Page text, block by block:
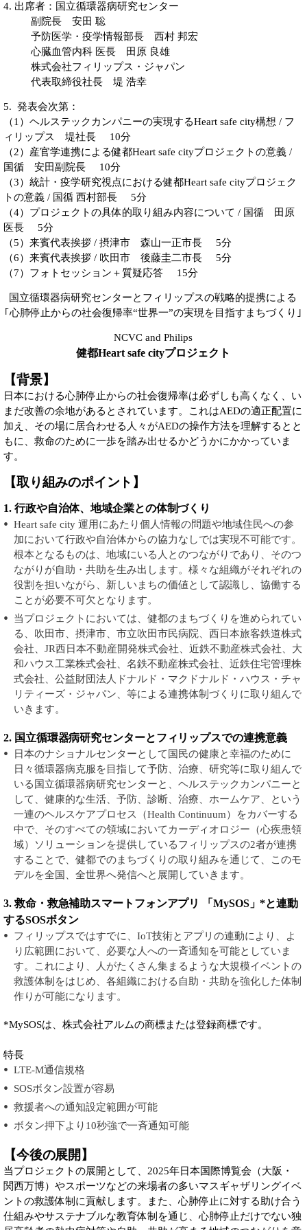
4. 出席者：国立循環器病研究センター
副院長 安田 聡
予防医学・疫学情報部長 西村 邦宏
心臓血管内科 医長 田原 良雄
株式会社フィリップス・ジャパン
代表取締役社長 堤 浩幸
5. 発表会次第：
（1）ヘルステックカンパニーの実現するHeart safe city構想 / フ
ィリップス 堤社長 10分
（2）産官学連携による健都Heart safe cityプロジェクトの意義 /
国循 安田副院長 10分
（3）統計・疫学研究視点における健都Heart safe cityプロジェク
トの意義 / 国循 西村部長 5分
（4）プロジェクトの具体的取り組み内容について / 国循 田原
医長 5分
（5）来賓代表挨拶 / 摂津市 森山一正市長 5分
（6）来賓代表挨拶 / 吹田市 後藤圭二市長 5分
（7）フォトセッション＋質疑応答 15分
国立循環器病研究センターとフィリップスの戦略的提携による
｢心肺停止からの社会復帰率“世界一”の実現を目指すまちづくり｣
NCVC and Philips
健都Heart safe cityプロジェクト
【背景】
日本における心肺停止からの社会復帰率は必ずしも高くなく、い
まだ改善の余地があるとされています。これはAEDの適正配置に
加え、その場に居合わせる人々がAEDの操作方法を理解するとと
もに、救命のために一歩を踏み出せるかどうかにかかっていま
す。
【取り組みのポイント】
1. 行政や自治体、地域企業との体制づくり
Heart safe city 運用にあたり個人情報の問題や地域住民への参
加において行政や自治体からの協力なしでは実現不可能です。
根本となるものは、地域にいる人とのつながりであり、そのつ
ながりが自助・共助を生み出します。様々な組織がそれぞれの
役割を担いながら、新しいまちの価値として認識し、協働する
ことが必要不可欠となります。
当プロジェクトにおいては、健都のまちづくりを進められてい
る、吹田市、摂津市、市立吹田市民病院、西日本旅客鉄道株式
会社、JR西日本不動産開発株式会社、近鉄不動産株式会社、大
和ハウス工業株式会社、名鉄不動産株式会社、近鉄住宅管理株
式会社、公益財団法人ドナルド・マクドナルド・ハウス・チャ
リティーズ・ジャパン、等による連携体制づくりに取り組んで
いきます。
2. 国立循環器病研究センターとフィリップスでの連携意義
日本のナショナルセンターとして国民の健康と幸福のために
日々循環器病克服を目指して予防、治療、研究等に取り組んで
いる国立循環器病研究センターと、ヘルステックカンパニーと
して、健康的な生活、予防、診断、治療、ホームケア、という
一連のヘルスケアプロセス（Health Continuum）をカバーする
中で、そのすべての領域においてカーディオロジー（心疾患領
域）ソリューションを提供しているフィリップスの2者が連携
することで、健都でのまちづくりの取り組みを通じて、このモ
デルを全国、全世界へ発信へと展開していきます。
3. 救命・救急補助スマートフォンアプリ 「MySOS」*と連動
するSOSボタン
フィリップスではすでに、IoT技術とアプリの連動により、よ
り広範囲において、必要な人への一斉通知を可能としていま
す。これにより、人がたくさん集まるような大規模イベントの
救護体制をはじめ、各組織における自助・共助を強化した体制
作りが可能になります。
*MySOSは、株式会社アルムの商標または登録商標です。
特長
LTE-M通信規格
SOSボタン設置が容易
救援者への通知設定範囲が可能
ボタン押下より10秒強で一斉通知可能
【今後の展開】
当プロジェクトの展開として、2025年日本国際博覧会（大阪・
関西万博）やスポーツなどの来場者の多いマスギャザリングイベ
ントの救護体制に貢献します。また、心肺停止に対する助け合う
仕組みやサステナブルな教育体制を通じ、心肺停止だけでない独